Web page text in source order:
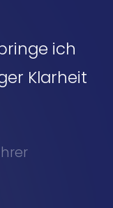
ich
Klarheit